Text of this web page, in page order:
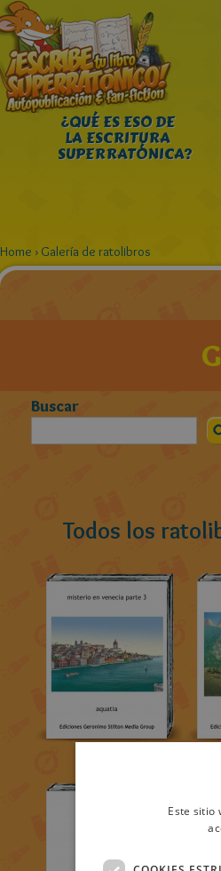
¿QUÉ ES ESO DE
LA ESCRITURA
SUPERRATÓNICA?
Home › Galería de ratolibros
Buscar
Todos los
Este sitio